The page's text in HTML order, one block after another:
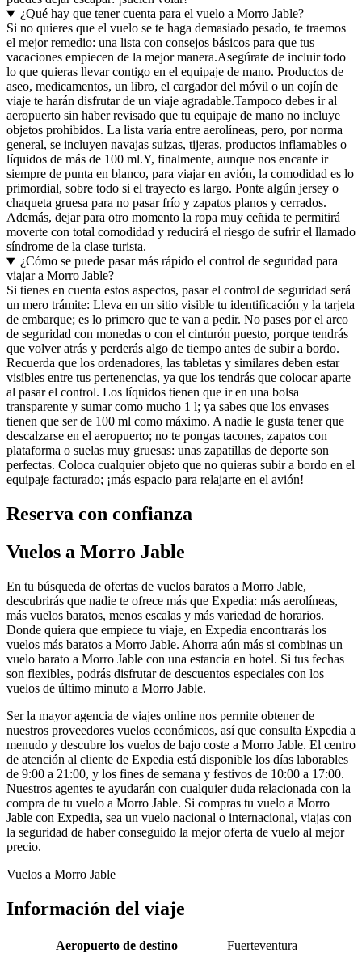
¿Qué hay que tener cuenta para el vuelo a Morro Jable?
Si no quieres que el vuelo se te haga demasiado pesado, te traemos
el mejor remedio: una lista con consejos básicos para que tus
vacaciones empiecen de la mejor manera.Asegúrate de incluir todo
lo que quieras llevar contigo en el equipaje de mano. Productos de
aseo, medicamentos, un libro, el cargador del móvil o un cojín de
viaje te harán disfrutar de un viaje agradable.Tampoco debes ir al
aeropuerto sin haber revisado que tu equipaje de mano no incluye
objetos prohibidos. La lista varía entre aerolíneas, pero, por norma
general, se incluyen navajas suizas, tijeras, productos inflamables o
líquidos de más de 100 ml.Y, finalmente, aunque nos encante ir
siempre de punta en blanco, para viajar en avión, la comodidad es lo
primordial, sobre todo si el trayecto es largo. Ponte algún jersey o
chaqueta gruesa para no pasar frío y zapatos planos y cerrados.
Además, dejar para otro momento la ropa muy ceñida te permitirá
moverte con total comodidad y reducirá el riesgo de sufrir el llamado
síndrome de la clase turista.
¿Cómo se puede pasar más rápido el control de seguridad para
viajar a Morro Jable?
Si tienes en cuenta estos aspectos, pasar el control de seguridad será
un mero trámite: Lleva en un sitio visible tu identificación y la tarjeta
de embarque; es lo primero que te van a pedir. No pases por el arco
de seguridad con monedas o con el cinturón puesto, porque tendrás
que volver atrás y perderás algo de tiempo antes de subir a bordo.
Recuerda que los ordenadores, las tabletas y similares deben estar
visibles entre tus pertenencias, ya que los tendrás que colocar aparte
al pasar el control. Los líquidos tienen que ir en una bolsa
transparente y sumar como mucho 1 l; ya sabes que los envases
tienen que ser de 100 ml como máximo. A nadie le gusta tener que
descalzarse en el aeropuerto; no te pongas tacones, zapatos con
plataforma o suelas muy gruesas: unas zapatillas de deporte son
perfectas. Coloca cualquier objeto que no quieras subir a bordo en el
equipaje facturado; ¡más espacio para relajarte en el avión!
Reserva con confianza
Vuelos a Morro Jable
En tu búsqueda de ofertas de vuelos baratos a Morro Jable,
descubrirás que nadie te ofrece más que Expedia: más aerolíneas,
más vuelos baratos, menos escalas y más variedad de horarios.
Donde quiera que empiece tu viaje, en Expedia encontrarás los
vuelos más baratos a Morro Jable. Ahorra aún más si combinas un
vuelo barato a Morro Jable con una estancia en hotel. Si tus fechas
son flexibles, podrás disfrutar de descuentos especiales con los
vuelos de último minuto a Morro Jable.
Ser la mayor agencia de viajes online nos permite obtener de
nuestros proveedores vuelos económicos, así que consulta Expedia a
menudo y descubre los vuelos de bajo coste a Morro Jable. El centro
de atención al cliente de Expedia está disponible los días laborables
de 9:00 a 21:00, y los fines de semana y festivos de 10:00 a 17:00.
Nuestros agentes te ayudarán con cualquier duda relacionada con la
compra de tu vuelo a Morro Jable. Si compras tu vuelo a Morro
Jable con Expedia, sea un vuelo nacional o internacional, viajas con
la seguridad de haber conseguido la mejor oferta de vuelo al mejor
precio.
Vuelos a Morro Jable
Información del viaje
Aeropuerto de destino
Fuerteventura